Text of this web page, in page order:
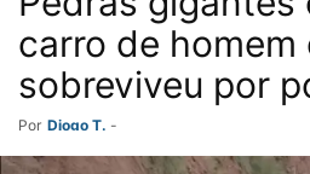
carro de homem
sobreviveu por
Por Diogo T. -